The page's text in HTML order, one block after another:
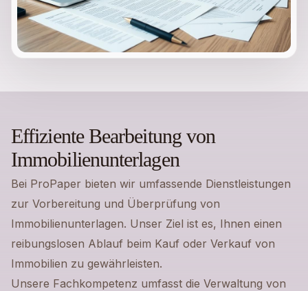
Effiziente Bearbeitung von
Immobilienunterlagen
Bei ProPaper bieten wir umfassende Dienstleistungen
zur Vorbereitung und Überprüfung von
Immobilienunterlagen. Unser Ziel ist es, Ihnen einen
reibungslosen Ablauf beim Kauf oder Verkauf von
Immobilien zu gewährleisten.
Unsere Fachkompetenz umfasst die Verwaltung von